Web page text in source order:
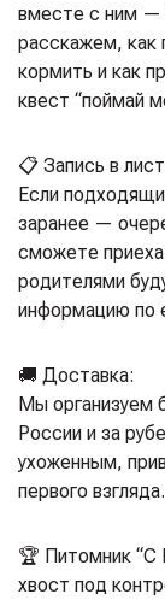
вместе с ним —
расскажем, как
кормить и как
квест “поймай
📋 Запись в
Если
заранее —
сможете
родителями
информацию по
🚚 Доставка:
Мы организуем
России и за
ухоженным,
первого взгляда.
🏆 Питомник “С
хвост под